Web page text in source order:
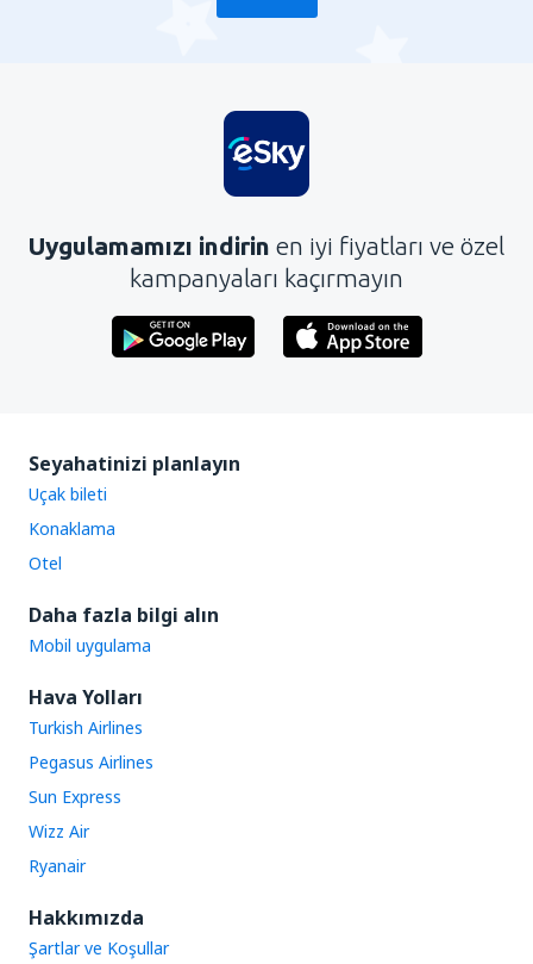
Uygulamamızı indirin en iyi fiyatları ve özel
kampanyaları kaçırmayın
Seyahatinizi planlayın
Uçak bileti
Konaklama
Otel
Daha fazla bilgi alın
Mobil uygulama
Hava Yolları
Turkish Airlines
Pegasus Airlines
Sun Express
Wizz Air
Ryanair
Hakkımızda
Şartlar ve Koşullar